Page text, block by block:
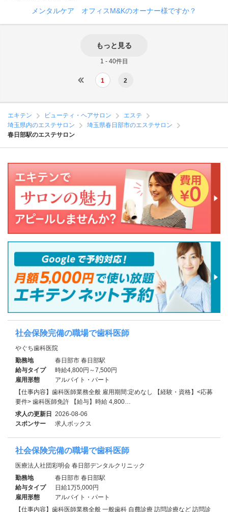
メンタルケア オフィスM&Kのオーナー様ですか？
もっと見る
1 - 40件目
1 2
エキテン ビューティ・ヘアサロン
エステ
埼玉県内のエステサロン
埼玉県春日部市のエステサロン
春日部駅のエステサロン
社会保険完備の職場で歯科医師
やぐち歯科医院
勤務地
春日部市 春日部駅
給与タイプ
時給4,800円～7,500円
雇用形態
アルバイト・パート
【仕事内容】歯科医師業務全般 雇用期間:定めなし 【経験・資格】<応募
要件> 歯科医師免許 【給与】時給 4,800…
求人の更新日 2026-08-06
スポンサー
求人ボックス
社会保険完備の職場で歯科医師
医療法人社団彩明会 春日部デンタルクリニック
勤務地
春日部市 春日部駅
給与タイプ
日給1万5,000円
雇用形態
アルバイト・パート
【仕事内容】歯科医師業務全般 一般歯科 自費診療 訪問診療など 訪問診